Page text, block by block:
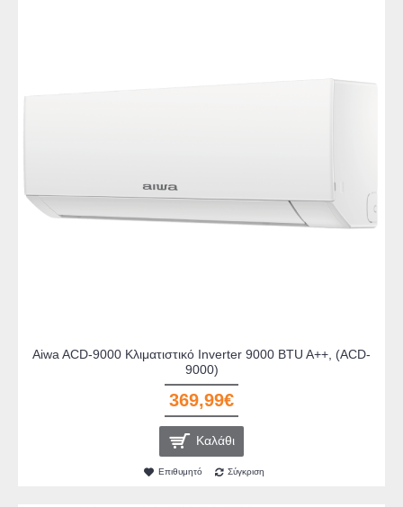
Aiwa ACD-9000 Κλιματιστικό Inverter 9000 BTU A++, (ACD-
9000)
369,99€
Καλάθι
Επιθυμητό Σύγκριση